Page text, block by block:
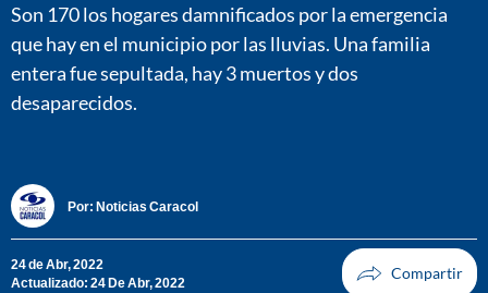
Son 170 los hogares damnificados por la emergencia
que hay en el municipio por las lluvias. Una familia
entera fue sepultada, hay 3 muertos y dos
desaparecidos.
Por: Noticias Caracol
24 de Abr, 2022
Actualizado: 24 De Abr, 2022